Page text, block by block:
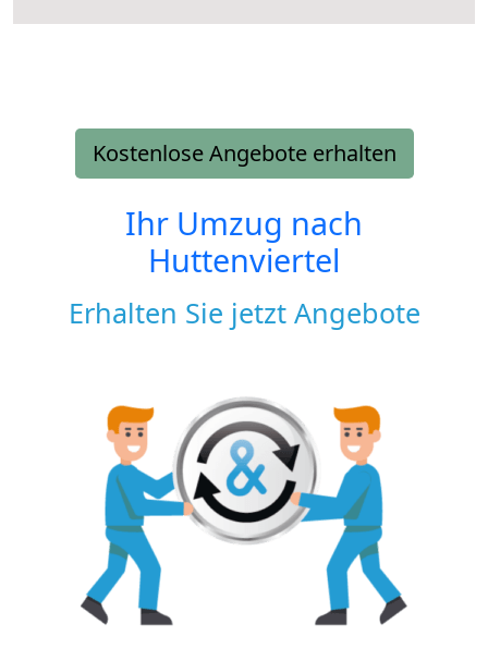
Kostenlose Angebote erhalten
Ihr Umzug nach
Huttenviertel
Erhalten Sie jetzt Angebote